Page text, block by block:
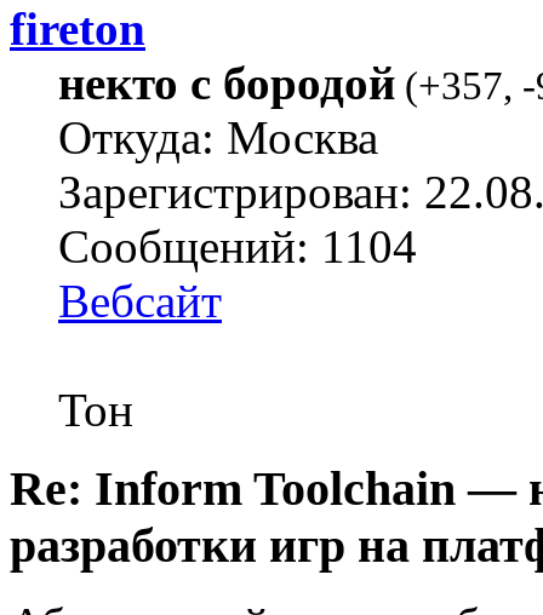
fireton
некто с бородой (+357,
Откуда: Москва
Зарегистрирован:
Сообщений: 1104
Вебсайт
Тон
Re: Inform Toolchain —
разработки игр на